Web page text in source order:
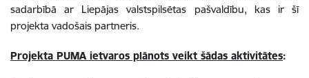
sadarbībā ar Liepājas valstspilsētas pašvaldību, kas ir šī
projekta vadošais partneris.
Projekta PUMA ietvaros plānots veikt šādas aktivitātes: